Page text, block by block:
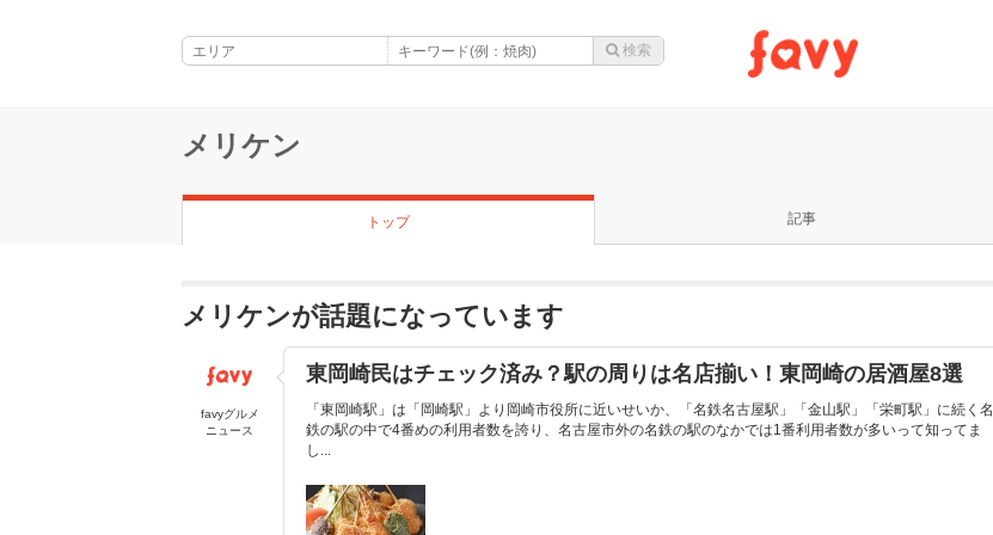
メリケン
トップ 記事
メリケンが話題になっています
favyグルメ
ニュース
東岡崎民はチェック済み？駅の周りは名店揃い！東岡崎の居酒屋8選
「東岡崎駅」は「岡崎駅」より岡崎市役所に近いせいか、「名鉄名古屋駅」「金山駅」「栄町駅」に続く名
鉄の駅の中で4番めの利用者数を誇り、名古屋市外の名鉄の駅のなかでは1番利用者数が多いって知ってま
し...